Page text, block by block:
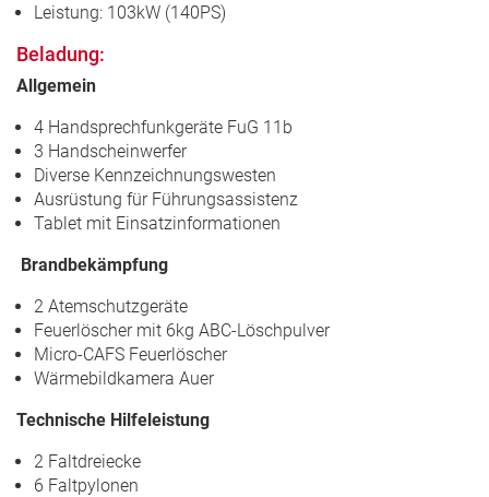
Leistung: 103kW (140PS)
Beladung:
Allgemein
4 Handsprechfunkgeräte FuG 11b
3 Handscheinwerfer
Diverse Kennzeichnungswesten
Ausrüstung für Führungsassistenz
Tablet mit Einsatzinformationen
Brandbekämpfung
2 Atemschutzgeräte
Feuerlöscher mit 6kg ABC-Löschpulver
Micro-CAFS Feuerlöscher
Wärmebildkamera Auer
Technische Hilfeleistung
2 Faltdreiecke
6 Faltpylonen